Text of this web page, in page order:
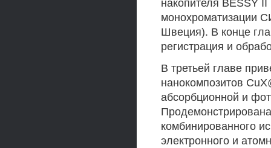
накопителя BESSY
монохроматизации
Швеция). В конце
регистрация и
В третьей главе
нанокомпозитов
абсорбционной и
комбинированного
электронного и